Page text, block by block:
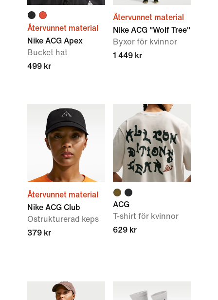
Återvunnet material
Nike ACG Apex
Bucket hat
499 kr
Återvunnet material
Nike ACG "Wolf Tree"
Byxor för kvinnor
1 449 kr
Återvunnet material
Nike ACG Club
Ostrukturerad keps
379 kr
ACG
T-shirt för kvinnor
629 kr